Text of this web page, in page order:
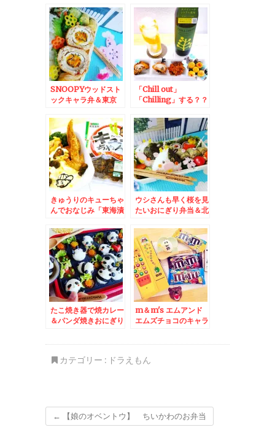
ギ」レシピ(*´艸`*)絶
品よ～
ー＆札幌中央区「江戸
前金寿司」の「おまか
せ」握り♪カウンター
でリーズナブルにいた
だける♪(*´艸`*)
SNOOPYウッドスト
ックキャラ弁＆東京
さしや」さんで「オム
ライス」「ミニハンバ
ーグ」トッピング(*
´艸`*)
「Chill out」
「Chilling」する？？
ガニック焼酎とおかず
になるおつまみで♪
きゅうりのキューちゃ
んでおなじみ「東海漬
ゃん」で絶品簡単チキ
ン南蛮＆タルタルソー
ス♪レシピ＆つくれぽ♪
ウシさんも早く桜を見
たいおにぎり弁当＆北
ン一つ星連続受賞「う
なぎ かどわき」さん
で鰻丼満喫♪
たこ焼き器で焼カレー
＆パンダ焼きおにぎり
三元豚のロースカツ定
m＆m's エムアンド
エムズチョコのキャラ
kyoto‐
きうまそげ～～(*´艸
`*)
カテゴリー : ドラえもん
← 【娘のオベントウ】 ちいかわのお弁当